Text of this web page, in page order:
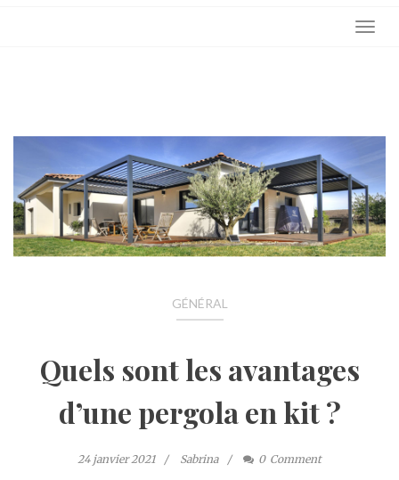
GÉNÉRAL
Quels sont les avantages
d’une pergola en kit ?
24 janvier 2021 Sabrina 0 Comment